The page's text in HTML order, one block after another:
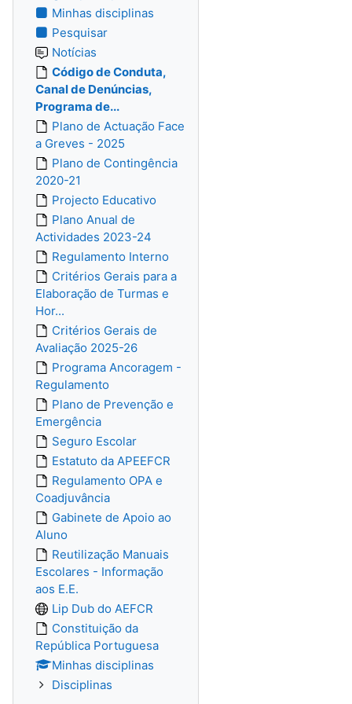
Minhas disciplinas
Pesquisar
Notícias
Código de Conduta,
Canal de Denúncias,
Programa de...
Plano de Actuação Face
a Greves - 2025
Plano de Contingência
2020-21
Projecto Educativo
Plano Anual de
Actividades 2023-24
Regulamento Interno
Critérios Gerais para a
Elaboração de Turmas e
Hor...
Critérios Gerais de
Avaliação 2025-26
Programa Ancoragem -
Regulamento
Plano de Prevenção e
Emergência
Seguro Escolar
Estatuto da APEEFCR
Regulamento OPA e
Coadjuvância
Gabinete de Apoio ao
Aluno
Reutilização Manuais
Escolares - Informação
aos E.E.
Lip Dub do AEFCR
Constituição da
República Portuguesa
Minhas disciplinas
Disciplinas